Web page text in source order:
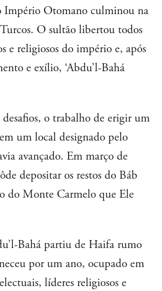
Otomano culminou na
Turcos. O sultão libertou todos
e religiosos do império e, após
e exílio, ‘Abdu’l-Bahá
desafios, o trabalho de erigir um
em um local designado pelo
avançado. Em março de
depositar os restos do Báb
do Monte Carmelo que Ele
Bahá partiu de Haifa rumo
por um ano, ocupado em
líderes religiosos e